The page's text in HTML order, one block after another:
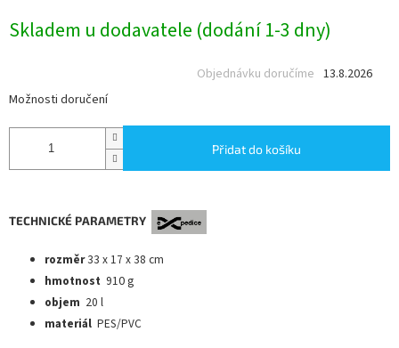
Skladem u dodavatele (dodání 1-3 dny)
13.8.2026
Objednávku doručíme
Možnosti doručení
Přidat do košíku
TECHNICKÉ PARAMETRY
rozměr33 x 17 x 38 cm
hmotnost 910 g
objem 20 l
materiál PES/PVC